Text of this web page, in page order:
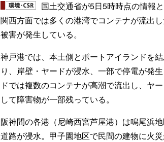
国土交通省が5日5時時点の情報
関西方面では多くの港湾でコンテナが流出
被害が発生している。
神戸港では、本土側とポートアイランドを
り、岸壁・ヤードが浸水、一部で停電が発
ドでは複数のコンテナが高潮で流出し、ヤ
して障害物が一部残っている。
阪神間の各港（尼崎西宮芦屋港）は鳴尾浜
道路が浸水。甲子園地区で民間の建物に火